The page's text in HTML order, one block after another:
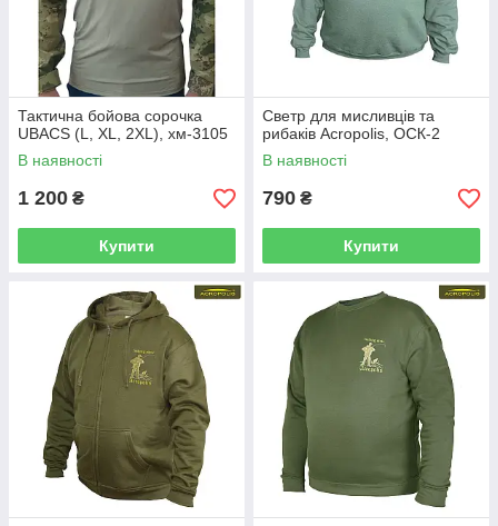
Тактична бойова сорочка
UBACS (L, XL, 2XL), хм-3105
В наявності
1 200 ₴
Купити
Светр для мисливців та
рибаків Acropolis, ОСК-2
В наявності
790 ₴
Купити